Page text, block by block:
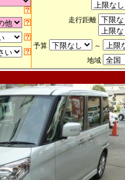
走行距離
予算
～
地域